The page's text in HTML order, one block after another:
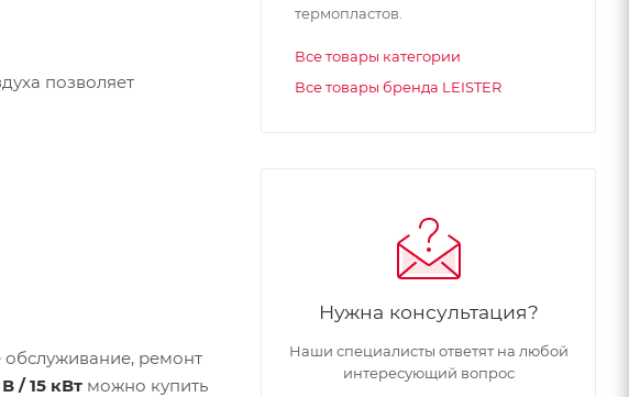
позволяет
ремонт
/ 15 кВт можно купить
термопластов.
Все товары категории
Все товары бренда LEISTER
Нужна консультация?
Наши специалисты ответят на любой
интересующий вопрос